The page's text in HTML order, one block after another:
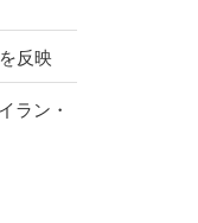
反映
ラン・